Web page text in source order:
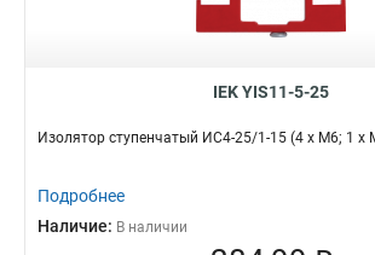
IEK YIS11-5-25
Изолятор ступенчатый ИС4-25/1-15 (4 x М6; 1
Подробнее
Наличие: В наличии